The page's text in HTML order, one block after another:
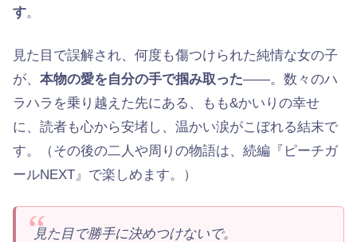
す。
見た目で誤解され、何度も傷つけられた純情な女の子
が、 本物の愛を自分の手で掴み取った——。数々のハ
ラハラを乗り越えた先にある、もも&かいりの幸せ
に、読者も心から安堵し、温かい涙がこぼれる結末で
す。（その後の二人や周りの物語は、続編『ピーチガ
ールNEXT』で楽しめます。）
見た目で勝手に決めつけないで。